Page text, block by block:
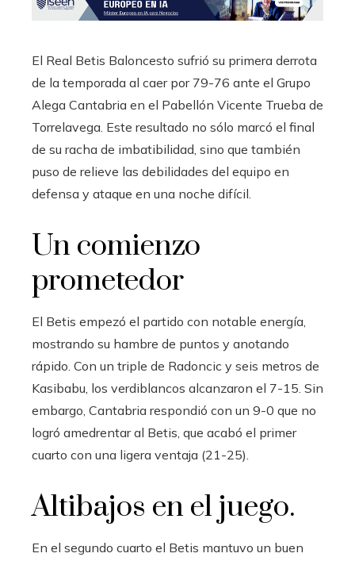
El Real Betis Baloncesto sufrió su primera derrota
de la temporada al caer por 79-76 ante el Grupo
Alega Cantabria en el Pabellón Vicente Trueba de
Torrelavega. Este resultado no sólo marcó el final
de su racha de imbatibilidad, sino que también
puso de relieve las debilidades del equipo en
defensa y ataque en una noche difícil.
Un comienzo
prometedor
El Betis empezó el partido con notable energía,
mostrando su hambre de puntos y anotando
rápido. Con un triple de Radoncic y seis metros de
Kasibabu, los verdiblancos alcanzaron el 7-15. Sin
embargo, Cantabria respondió con un 9-0 que no
logró amedrentar al Betis, que acabó el primer
cuarto con una ligera ventaja (21-25).
Altibajos en el juego.
En el segundo cuarto el Betis mantuvo un buen